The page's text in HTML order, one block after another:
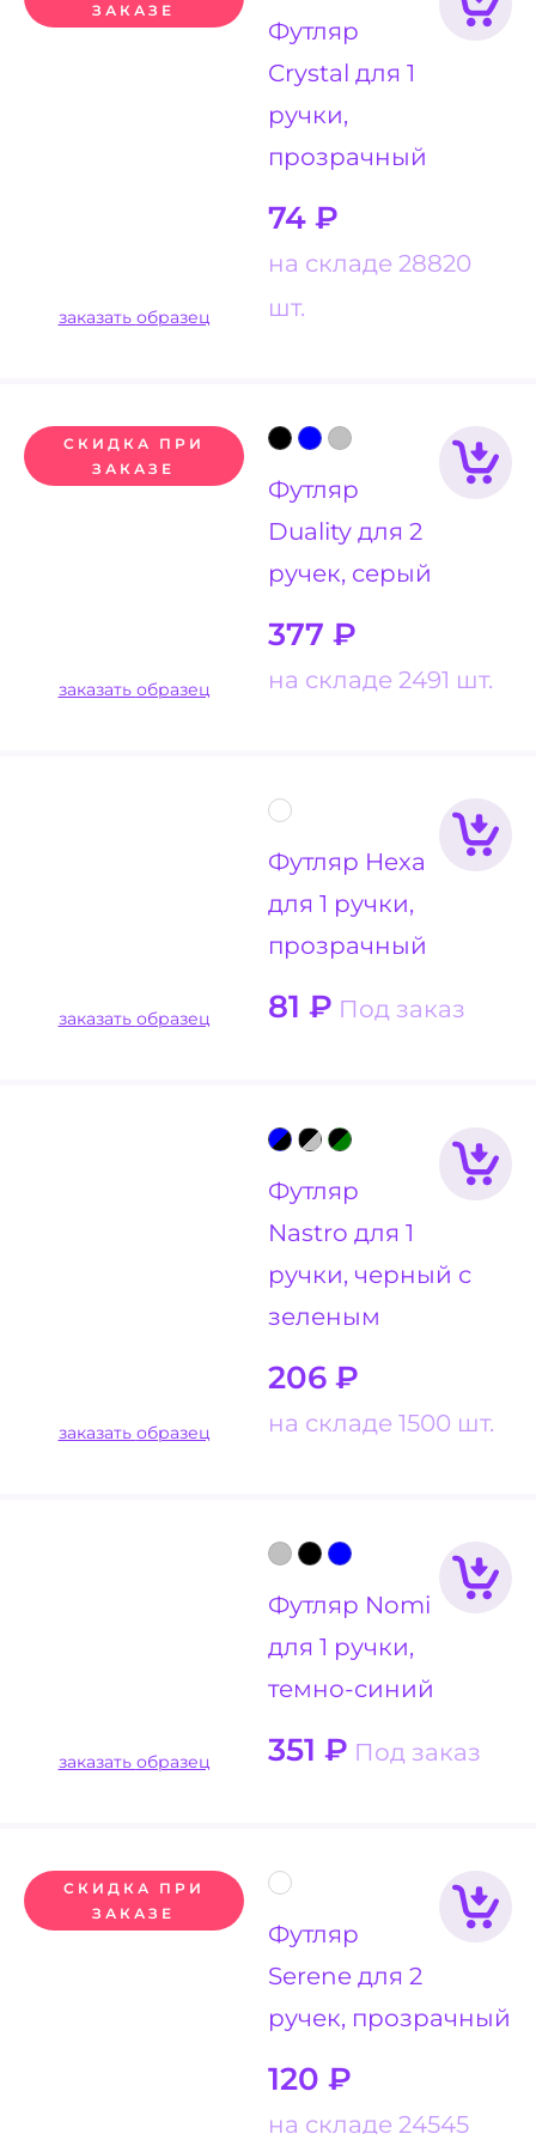
ЗАКАЗЕ
Футляр
Crystal для 1
ручки,
прозрачный
74 ₽
на складе 28820
шт.
заказать образец
СКИДКА ПРИ
ЗАКАЗЕ
Футляр
Duality для 2
ручек, серый
377 ₽
на складе 2491 шт.
заказать образец
Футляр Hexa
для 1 ручки,
прозрачный
81 ₽ Под заказ
заказать образец
Футляр
Nastro для 1
ручки, черный с
зеленым
206 ₽
на складе 1500 шт.
заказать образец
Футляр Nomi
для 1 ручки,
темно-синий
351 ₽ Под заказ
заказать образец
СКИДКА ПРИ
ЗАКАЗЕ
Футляр
Serene для 2
ручек, прозрачный
120 ₽
на складе 24545